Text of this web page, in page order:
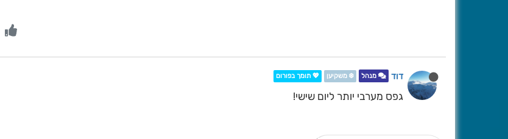
דוד מנהל ❄️ משקיען 💖 תומך בפורום
גפס מערבי יותר ליום שישי!